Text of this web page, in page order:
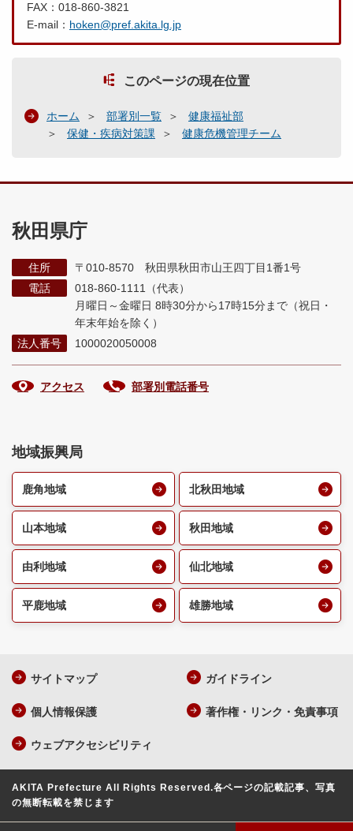
FAX：018-860-3821
E-mail： hoken@pref.akita.lg.jp
このページの現在位置
ホーム 部署別一覧
健康福祉部
保健・疾病対策課
健康危機管理チーム
秋田県庁
住所
〒010-8570 秋田県秋田市山王四丁目1番1号
電話
018-860-1111（代表）
月曜日～金曜日 8時30分から17時15分まで （祝日・
年末年始を除く）
法人番号
1000020050008
アクセス 部署別電話番号
地域振興局
鹿角地域 北秋田地域
山本地域 秋田地域
由利地域 仙北地域
平鹿地域 雄勝地域
サイトマップ ガイドライン
個人情報保護 著作権・リンク・免責事項
ウェブアクセシビリティ
AKITA Prefecture All Rights Reserved.各ページの記載記事、写真
の無断転載を禁じます